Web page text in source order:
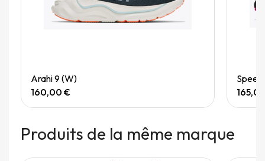
Arahi 9 (W)
160,00 €
Produits de la même marque